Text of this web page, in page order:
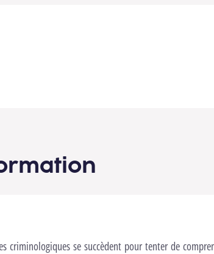
criminologiques se succèdent pour tenter de